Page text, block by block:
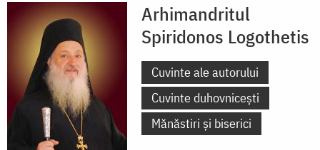
Arhimandritul
Spiridonos Logothetis
Cuvinte ale autorului
Cuvinte duhovnicești
Mănăstiri și biserici